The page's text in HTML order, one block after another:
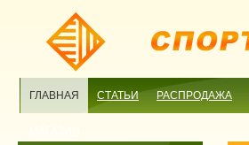
ГЛАВНАЯ СТАТЬИ РАСПРОДАЖА